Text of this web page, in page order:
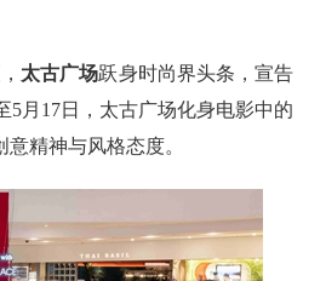
太古广场跃身时尚界头条，宣告
5月17日，太古广场化身电影中的
精神与风格态度。